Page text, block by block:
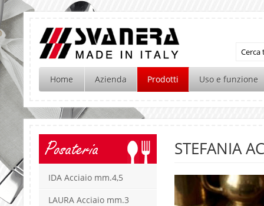
Home Azienda Prodotti Uso e funzione
Posateria
IDA Acciaio mm.4,5
LAURA Acciaio mm.3
STEFANIA